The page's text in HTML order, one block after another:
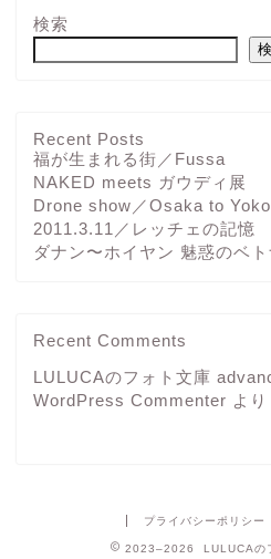
検索
Recent Posts
福が生まれる街／Fussa
NAKED meets ガウディ展
Drone show／Osaka to
2011.3.11／レッチェの記憶
ダナン〜ホイヤン 魅惑のベト
Recent Comments
LULUCAのフォト文庫
WordPress Commenter より
プライバシーポリシー
2023–2026 LULUCAの